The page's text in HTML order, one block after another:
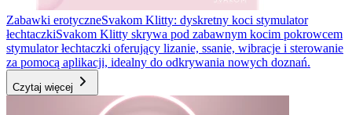
Zabawki erotyczneSvakom Klitty: dyskretny koci stymulator
łechtaczkiSvakom Klitty skrywa pod zabawnym kocim pokrowcem
stymulator łechtaczki oferujący lizanie, ssanie, wibracje i sterowanie
za pomocą aplikacji, idealny do odkrywania nowych doznań.
Czytaj więcej